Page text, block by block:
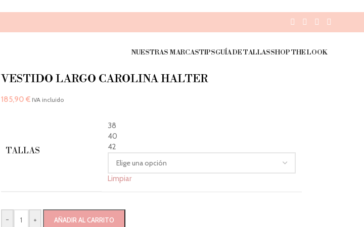
NUESTRAS MARCASTIPSGUÍA DE TALLASSHOP THE LOOK
VESTIDO LARGO CAROLINA HALTER
185,90 € IVA incluido
TALLAS
38
40
42
Limpiar
- + AÑADIR AL CARRITO